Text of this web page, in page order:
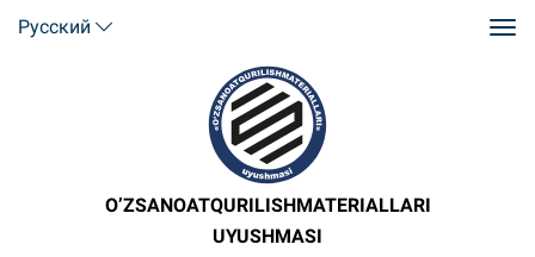
Русский
O’ZSANOATQURILISHMATERIALLARI
UYUSHMASI